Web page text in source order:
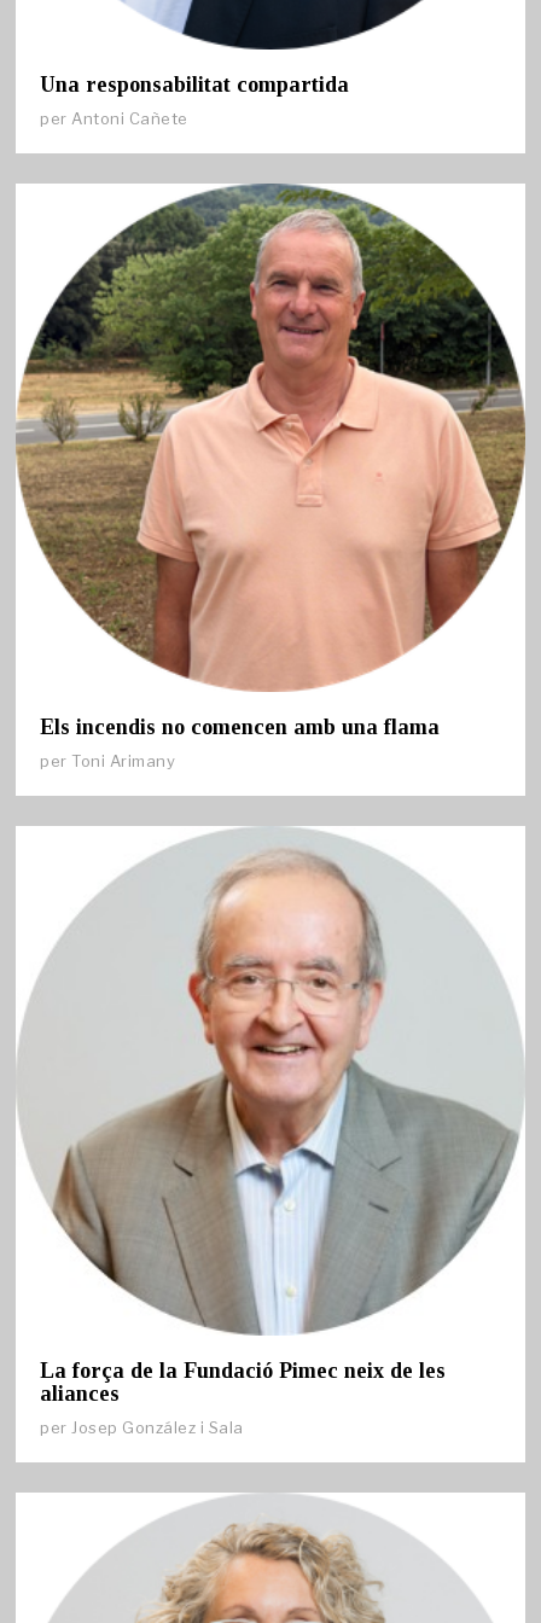
Una responsabilitat compartida
per Antoni Cañete
Els incendis no comencen amb una flama
per Toni Arimany
La força de la Fundació Pimec neix de les
aliances
per Josep González i Sala